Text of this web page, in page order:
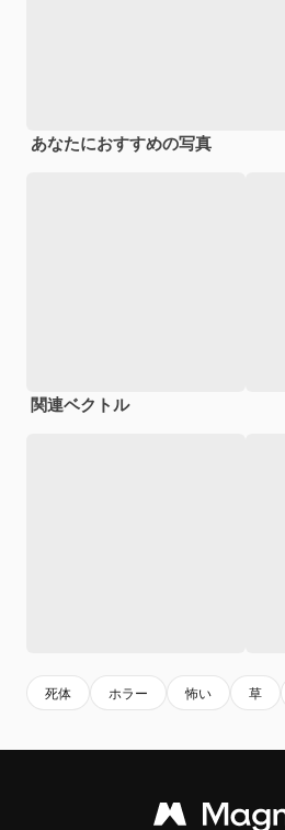
あなたにおすすめの写真
関連ベクトル
死体 ホラー 怖い 草